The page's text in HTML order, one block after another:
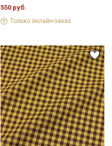
550 руб.
Только онлайн-заказ